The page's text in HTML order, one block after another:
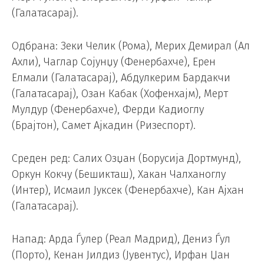
(Галатасарај).
Одбрана: Зеки Челик (Рома), Мерих Демирал (Ал
Ахли), Чаглар Сојунџу (Фенербахче), Ерен
Елмали (Галатасарај), Абдулкерим Бардакчи
(Галатасарај), Озан Кабак (Хофенхајм), Мерт
Мулдур (Фенербахче), Ферди Кадиоглу
(Брајтон), Самет Ајкадин (Ризеспорт).
Среден ред: Салих Озџан (Борусија Дортмунд),
Оркун Кокчу (Бешикташ), Хакан Чалханоглу
(Интер), Исмаил Јуксек (Фенербахче), Кан Ајхан
(Галатасарај).
Напад: Арда Ѓулер (Реал Мадрид), Дениз Ѓул
(Порто), Кенан Јилдиз (Јувентус), Ирфан Џан